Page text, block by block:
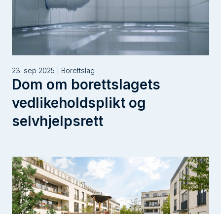
23. sep 2025 | Borettslag
Dom om borettslagets
vedlikeholdsplikt og
selvhjelpsrett